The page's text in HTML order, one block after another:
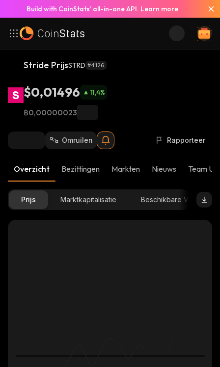
Build with CoinStats’ all-in-one API. Learn more
Stride PrijsSTRD #4126
$0,01496 11,4%
฿0,00000023
Omruilen Rapporteer
Overzicht Bezittingen Markten Nieuws Team
Prijs Marktkapitalisatie Beschikbare Voorraad